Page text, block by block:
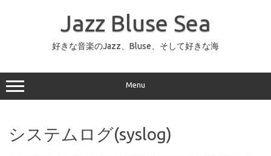
ッ
プ
Jazz Bluse Sea
好きな音楽のJazz、Bluse、そして好きな海
Menu
システムログ(syslog)